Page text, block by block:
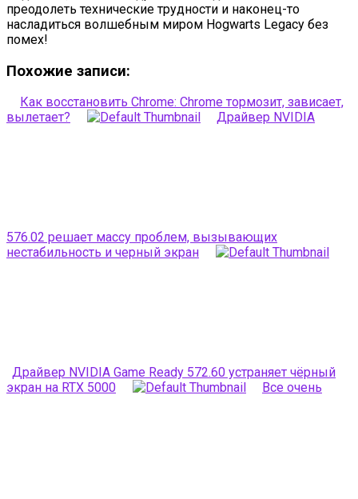
преодолеть технические трудности и наконец-то
насладиться волшебным миром Hogwarts Legacy без
помех!
Похожие записи:
Как восстановить Chrome: Chrome тормозит, зависает,
вылетает?
Драйвер NVIDIA
576.02 решает массу проблем, вызывающих
нестабильность и черный экран
Драйвер NVIDIA Game Ready 572.60 устраняет чёрный
экран на RTX 5000
Все очень